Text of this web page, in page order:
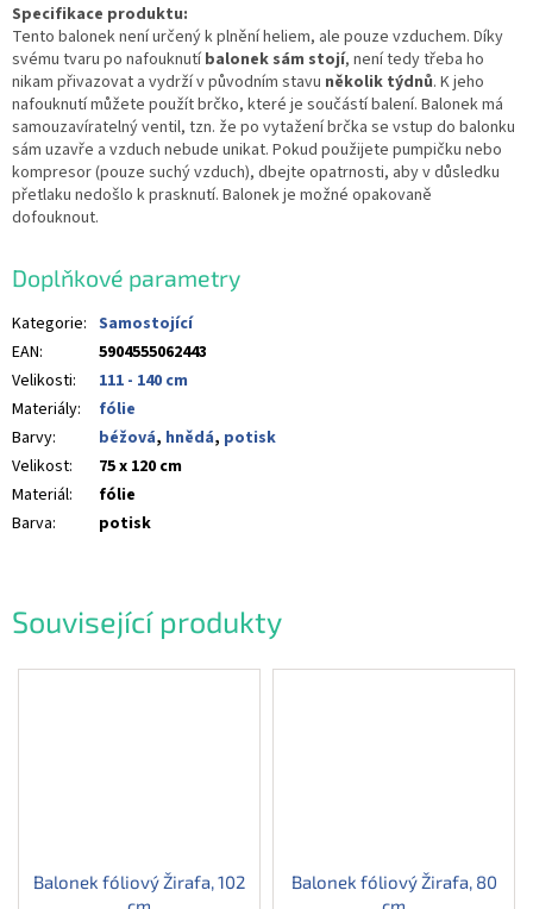
Související produkty
Balonek fóliový Žirafa, 102
Balonek fóliový Žirafa, 80
Specifikace produktu:
Tento balonek není určený k plnění heliem, ale pouze vzduchem. Díky
svému tvaru po nafouknutíbalonek sám stojí, není tedy třeba ho
nikam přivazovat a vydrží v původním stavu několik týdnů. K jeho
nafouknutí můžete použít brčko, které je součástí balení. Balonek má
samouzavíratelný ventil, tzn. že po vytažení brčka se vstup do balonku
sám uzavře a vzduch nebude unikat. Pokud použijete pumpičku nebo
kompresor (pouze suchý vzduch), dbejte opatrnosti, aby v důsledku
přetlaku nedošlo k prasknutí. Balonek je možné opakovaně
dofouknout.
Doplňkové parametry
Kategorie: Samostojící
EAN:
5904555062443
Velikosti:
111 - 140 cm
Materiály:
fólie
Barvy: béžová, hnědá, potisk
Velikost:
75 x 120 cm
Materiál:
fólie
Barva: potisk